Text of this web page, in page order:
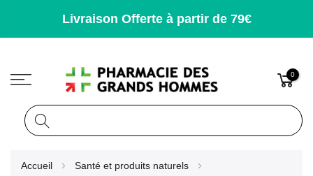
Livraison Offerte à partir de 79€
0
Accueil
Santé et produits naturels